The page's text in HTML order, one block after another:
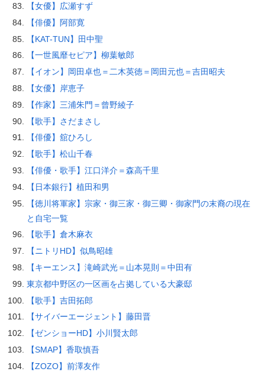
【女優】広瀬すず
【俳優】阿部寛
【KAT-TUN】田中聖
【一世風靡セピア】柳葉敏郎
【イオン】岡田卓也＝二木英徳＝岡田元也＝吉田昭夫
【女優】岸恵子
【作家】三浦朱門＝曾野綾子
【歌手】さだまさし
【俳優】舘ひろし
【歌手】松山千春
【俳優・歌手】江口洋介＝森高千里
【日本銀行】植田和男
【徳川将軍家】宗家・御三家・御三卿・御家門の末裔の現在
と自宅一覧
【歌手】倉木麻衣
【ニトリHD】似鳥昭雄
【キーエンス】滝崎武光＝山本晃則＝中田有
東京都中野区の一区画を占拠している大豪邸
【歌手】吉田拓郎
【サイバーエージェント】藤田晋
【ゼンショーHD】小川賢太郎
【SMAP】香取慎吾
【ZOZO】前澤友作